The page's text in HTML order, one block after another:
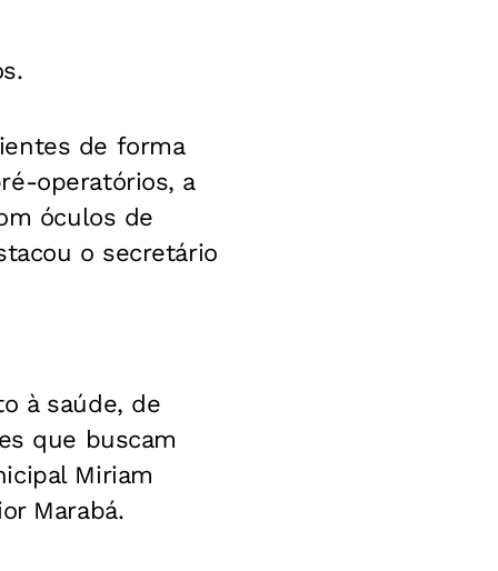
de forma
operatórios, a
óculos de
o secretário
à saúde, de
que buscam
Miriam
Marabá.